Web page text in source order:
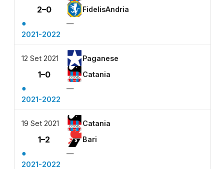
2–0 FidelisAndria
●
—
2021-2022
12 Set 2021 Paganese
1–0 Catania
●
—
2021-2022
19 Set 2021 Catania
1–2 Bari
●
—
2021-2022